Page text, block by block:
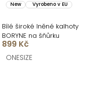
New Vyrobeno v EU
Bílé široké lněné kalhoty
BORYNE na šňůrku
899 Kč
ONESIZE